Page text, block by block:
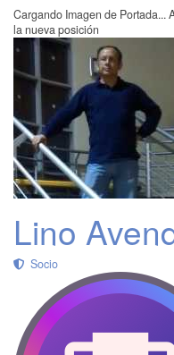
Cargando Imagen de Portada...
la nueva posición
Lino
Socio